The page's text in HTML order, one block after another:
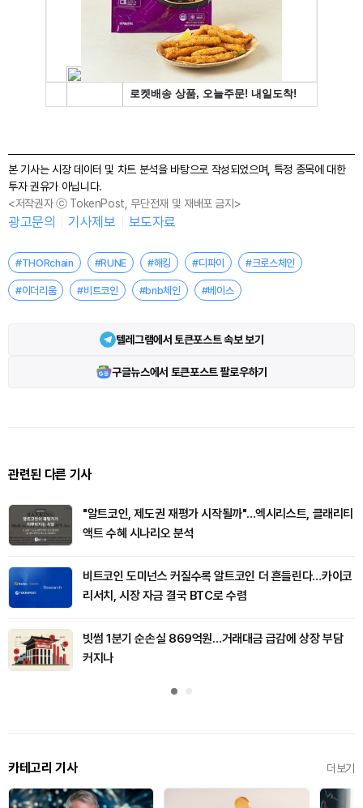
본 기사는 시장 데이터 및 차트 분석을 바탕으로 작성되었으며, 특정 종목에 대한
투자 권유가 아닙니다.
<저작권자 ⓒ TokenPost, 무단전재 및 재배포 금지>
광고문의 기사제보 보도자료
#THORchain #RUNE #해킹 #디파이 #크로스체인
#이더리움 #비트코인 #bnb체인 #베이스
텔레그램에서 토큰포스트 속보 보기
구글뉴스에서 토큰포스트 팔로우하기
관련된 다른 기사
"알트코인, 제도권 재평가 시작될까"…엑시리스트, 클래리티
액트 수혜 시나리오 분석
비트코인 도미넌스 커질수록 알트코인 더 흔들린다…카이코
리서치, 시장 자금 결국 BTC로 수렴
빗썸 1분기 순손실 869억원…거래대금 급감에 상장 부담
커지나
카테고리 기사 더보기